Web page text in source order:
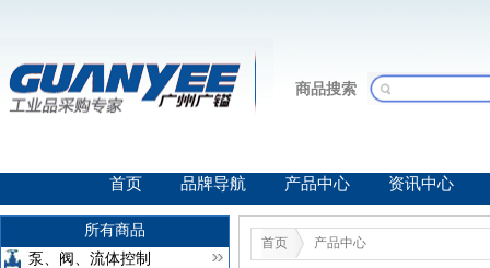
商品搜索
首页 品牌导航 产品中心 资讯中心
所有商品
泵、阀、流体控制
首页 产品中心